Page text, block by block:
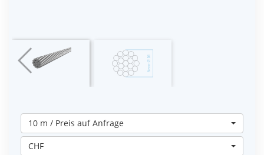
10 m / Preis auf Anfrage
CHF